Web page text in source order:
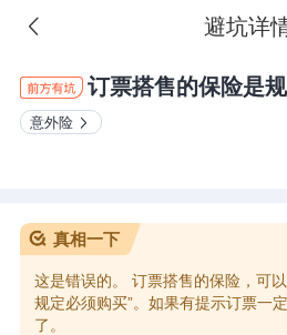
 避坑详
订票搭售的保险是
意外险
真相一下
这是错误的。 订票搭售的保险，可
规定必须购买”。如果有提示订票一
了。